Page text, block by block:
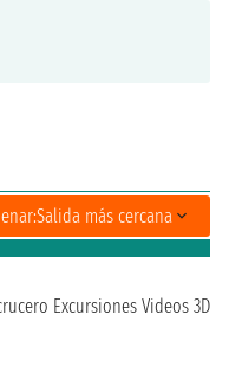
Salida más cercana
Excursiones Videos 3D